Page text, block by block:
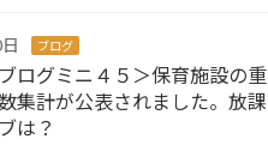
ブログ
ログミニ４５＞保育施設の重
集計が公表されました。放課
は？